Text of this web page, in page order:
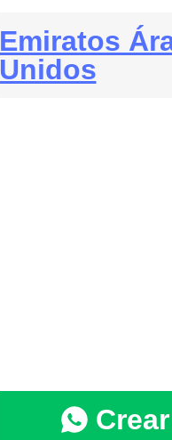
Emiratos
Unidos